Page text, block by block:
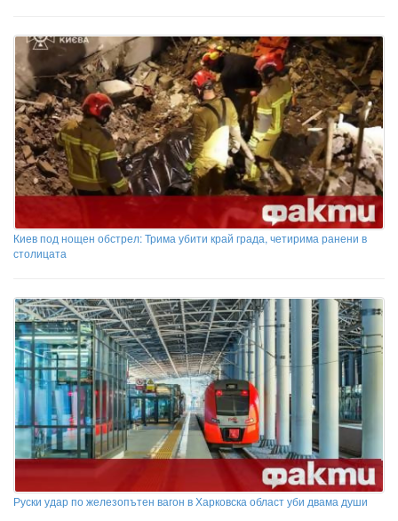
Киев под нощен обстрел: Трима убити край града, четирима ранени в
столицата
Руски удар по железопътен вагон в Харковска област уби двама души